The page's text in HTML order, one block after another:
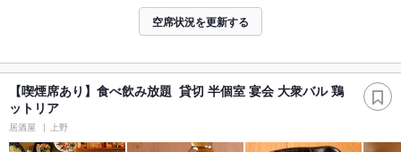
空席状況を更新する
【喫煙席あり】食べ飲み放題 貸切 半個室 宴会 大衆バル 鶏
ットリア
居酒屋 上野